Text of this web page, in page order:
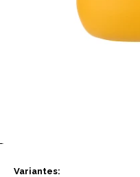
Variantes: